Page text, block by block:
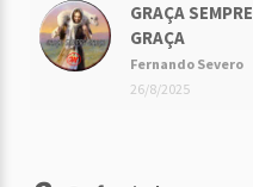
GRAÇA SEMPRE
GRAÇA
Fernando Severo
26/8/2025